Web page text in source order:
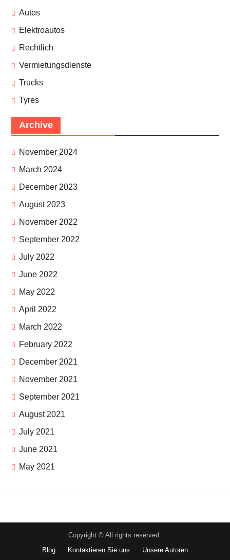
Autos
Elektroautos
Rechtlich
Vermietungsdienste
Trucks
Tyres
Archive
November 2024
March 2024
December 2023
August 2023
November 2022
September 2022
July 2022
June 2022
May 2022
April 2022
March 2022
February 2022
December 2021
November 2021
September 2021
August 2021
July 2021
June 2021
May 2021
Copyright © All rights reserved.
Blog
Kontaktieren Sie uns
Unsere Autoren